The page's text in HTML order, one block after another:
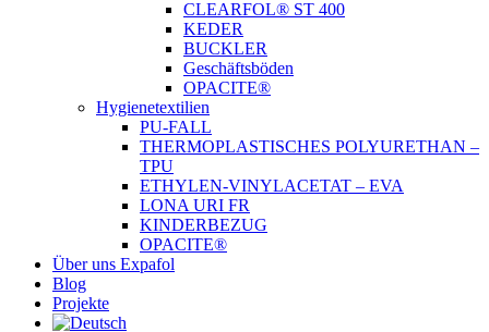
CLEARFOL® ST 400
KEDER
BUCKLER
Geschäftsböden
OPACITE®
Hygienetextilien
PU-FALL
THERMOPLASTISCHES POLYURETHAN –
TPU
ETHYLEN-VINYLACETAT – EVA
LONA URI FR
KINDERBEZUG
OPACITE®
Über uns Expafol
Blog
Projekte